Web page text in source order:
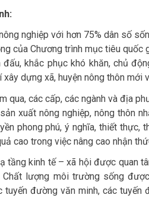
nghiệp với hơn 75% dân số
của Chương trình mục tiêu
đấu, khắc phục khó khăn, chủ
xây dựng xã, huyện nông thôn
qua, các cấp, các ngành và địa
xuất nông nghiệp, nông thôn
phong phú, ý nghĩa, thiết
cao trong việc nâng cao nhận
tầng kinh tế – xã hội được quan
lượng môi trường sống
tuyến đường văn minh, các